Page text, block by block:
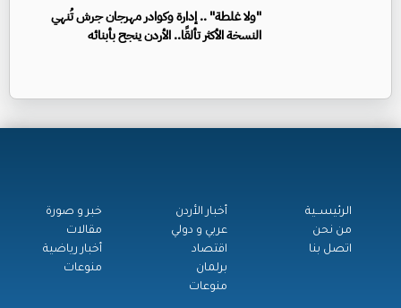
"ولا غلطة" .. إدارة وكوادر مهرجان جرش تُنهي
النسخة الأكثر تألقًا.. الأردن ينجح بأبنائه
الرئيســية
من نحن
اتصل بنا
أخبار الأردن
عربي و دولي
اقتصاد
برلمان
منوعات
خبر و صورة
مقالات
أخبار رياضية
منوعات